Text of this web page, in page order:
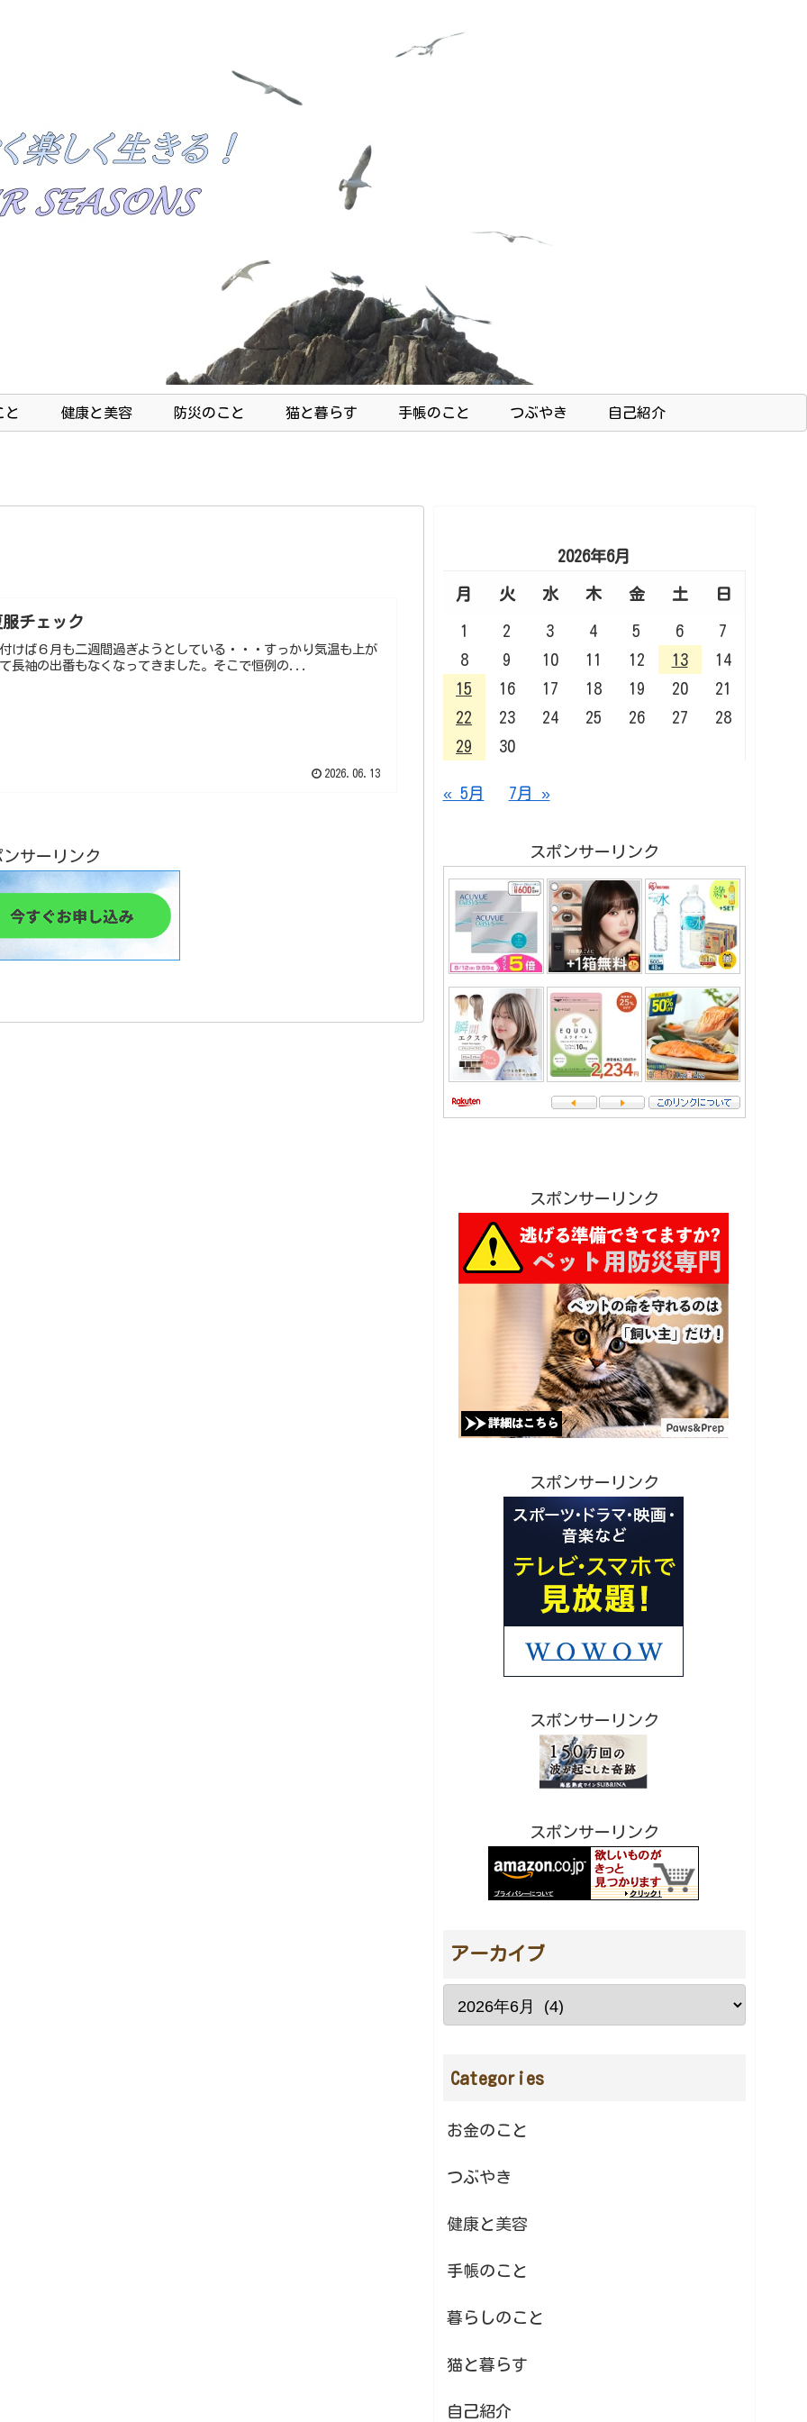
と 健康と美容 防災のこと 猫と暮らす 手帳のこと つぶやき 自己紹介
チェック
けば６月も二週間過ぎようとしている・・・すっかり気温も上が
長袖の出番もなくなってきました。そこで恒例の...
2026.06.13
ンサーリンク
2026年6月
月 火 水 木 金 土 日
1 2 3 4 5 6
7
8
9 10 11 12 13
14
15
16 17 18 19 20
21
22
23 24 25 26 27
28
29
30
« 5月 7月 »
スポンサーリンク
スポンサーリンク
スポンサーリンク
スポンサーリンク
スポンサーリンク
アーカイブ
Categories
お金のこと
つぶやき
健康と美容
手帳のこと
暮らしのこと
猫と暮らす
自己紹介